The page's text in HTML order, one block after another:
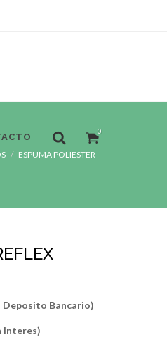
0
ESPUMA POLIESTER
Deposito Bancario)
Interes)